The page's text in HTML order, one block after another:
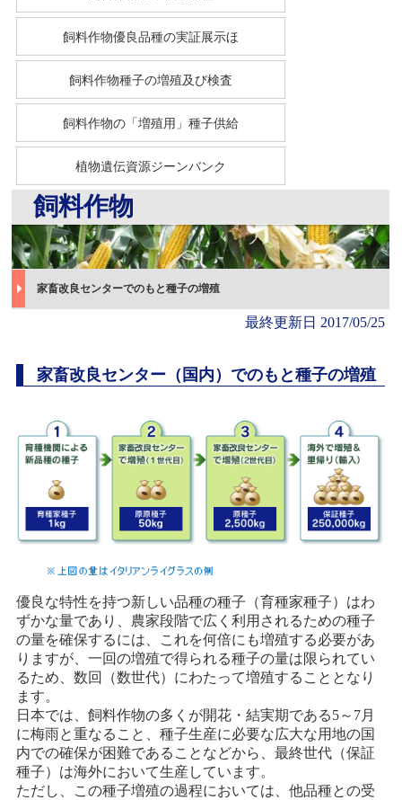
飼料作物優良品種の実証展示ほ
飼料作物種子の増殖及び検査
飼料作物の「増殖用」種子供給
植物遺伝資源ジーンバンク
飼料作物
家畜改良センターでのもと種子の増殖
最終更新日 2017/05/25
家畜改良センター（国内）でのもと種子の増殖
優良な特性を持つ新しい品種の種子（育種家種子）はわ
ずかな量であり、農家段階で広く利用されるための種子
の量を確保するには、これを何倍にも増殖する必要があ
りますが、一回の増殖で得られる種子の量は限られてい
るため、数回（数世代）にわたって増殖することとなり
ます。
日本では、飼料作物の多くが開花・結実期である5～7月
に梅雨と重なること、種子生産に必要な広大な用地の国
内での確保が困難であることなどから、最終世代（保証
種子）は海外において生産しています。
ただし、この種子増殖の過程においては、他品種との受